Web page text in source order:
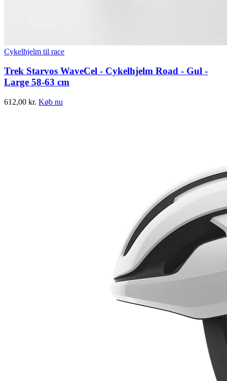
Cykelhjelm til race
Trek Starvos WaveCel - Cykelhjelm Road - Gul -
Large 58-63 cm
612,00 kr. Køb nu